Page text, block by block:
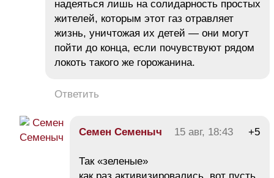
надеяться лишь на солидарность простых
жителей, которым этот газ отравляет
жизнь, уничтожая их детей — они могут
пойти до конца, если почувствуют рядом
локоть такого же горожанина.
Ответить
Семен Семеныч 15 авг, 18:43 +5
Так «зеленые»
как раз активизировались, вот пусть